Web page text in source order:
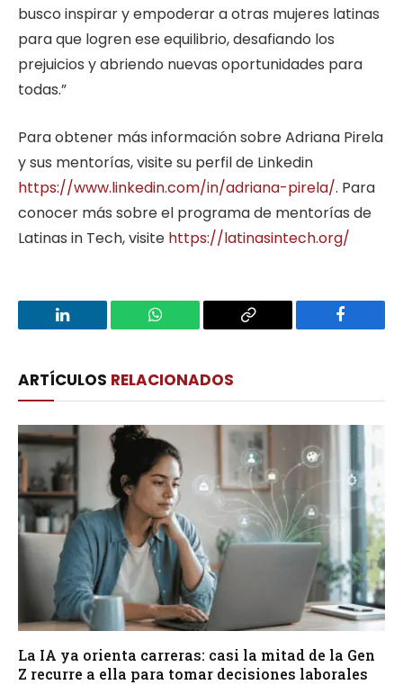
busco inspirar y empoderar a otras mujeres latinas
para que logren ese equilibrio, desafiando los
prejuicios y abriendo nuevas oportunidades para
todas.”
Para obtener más información sobre Adriana Pirela
y sus mentorías, visite su perfil de Linkedin
https://www.linkedin.com/in/adriana-pirela/. Para
conocer más sobre el programa de mentorías de
Latinas in Tech, visite https://latinasintech.org/
LinkedIn WhatsApp
Copy
Facebook
ARTÍCULOS RELACIONADOS
La IA ya orienta carreras: casi la mitad de la Gen
Z recurre a ella para tomar decisiones laborales